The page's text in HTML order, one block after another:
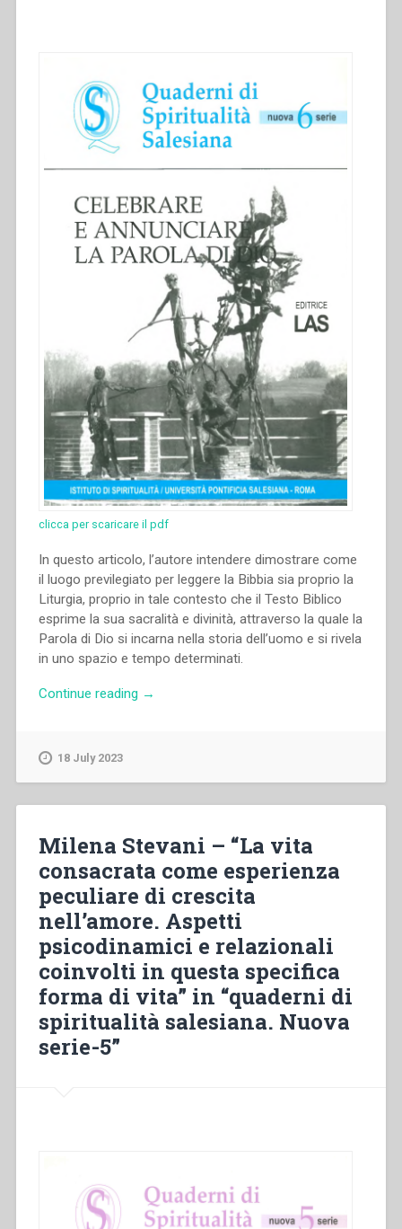
6””
clicca per scaricare il pdf
In questo articolo, l’autore intendere dimostrare come
il luogo previlegiato per leggere la Bibbia sia proprio la
Liturgia, proprio in tale contesto che il Testo Biblico
esprime la sua sacralità e divinità, attraverso la quale la
Parola di Dio si incarna nella storia dell’uomo e si rivela
in uno spazio e tempo determinati.
Continue reading “Gianfranco
Il
luogo
privilegiato
leggere
e
interpretare
la
Bibbia”
in
→
18 July 2023
Milena Stevani – “La vita
consacrata come esperienza
peculiare di crescita
nell’amore. Aspetti
psicodinamici e relazionali
coinvolti in questa specifica
forma di vita” in “quaderni di
spiritualità salesiana. Nuova
serie-5”